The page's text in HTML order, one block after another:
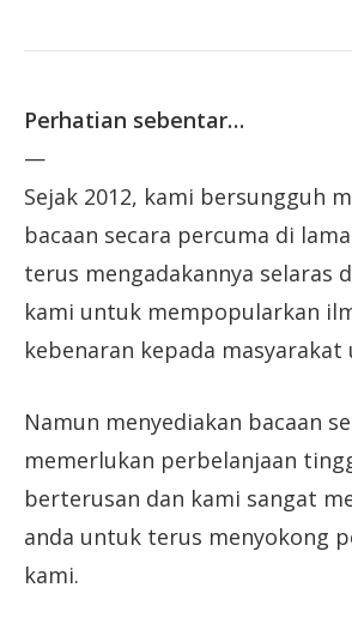
Perhatian sebentar…
—
Sejak 2012, kami bersungguh
bacaan secara percuma di
terus mengadakannya selaras
kami untuk mempopularkan
kebenaran kepada masyarakat
Namun menyediakan bacaan
memerlukan perbelanjaan
berterusan dan kami sangat
anda untuk terus menyokong
kami.